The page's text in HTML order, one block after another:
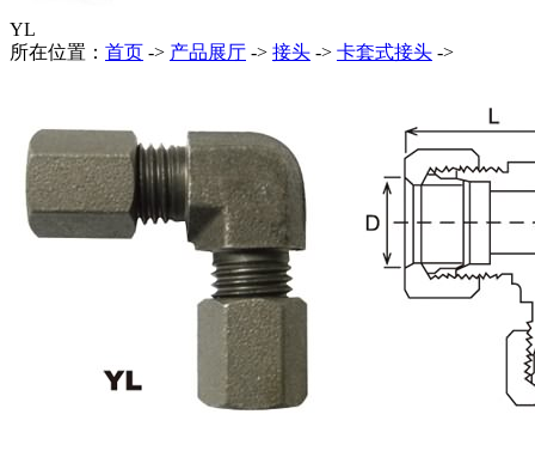
YL
所在位置： 首页 -> 产品展厅 -> 接头 -> 卡套式接头 ->